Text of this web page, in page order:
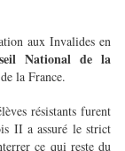
aux Invalides en
National de la
la France.
résistants furent
II a assuré le strict
ce qui reste du